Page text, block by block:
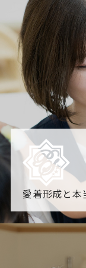
愛着形成と
園からのお知らせ
「すくすく子育